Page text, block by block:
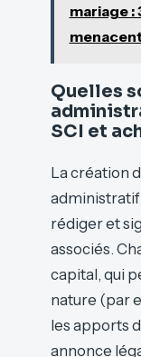
mariage :
Quelles
SCI et
La création
rédiger et
associés.
capital, qui
nature (par
les apports
annonce